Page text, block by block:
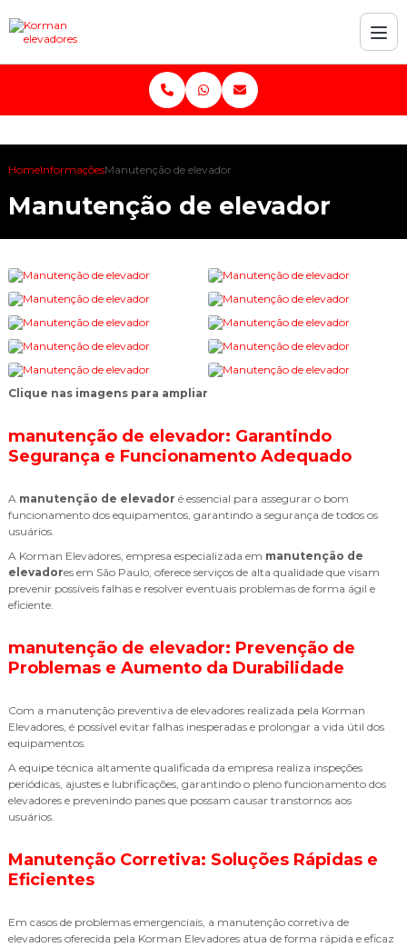
HomeInformaçõesManutenção de elevador
Manutenção de elevador
Clique nas imagens para ampliar
manutenção de elevador: Garantindo
Segurança e Funcionamento Adequado
A manutenção de elevador é essencial para assegurar o bom
funcionamento dos equipamentos, garantindo a segurança de todos os
usuários.
A Korman Elevadores, empresa especializada em manutenção de
elevadores em São Paulo, oferece serviços de alta qualidade que visam
prevenir possíveis falhas e resolver eventuais problemas de forma ágil e
eficiente.
manutenção de elevador: Prevenção de
Problemas e Aumento da Durabilidade
Com a manutenção preventiva de elevadores realizada pela Korman
Elevadores, é possível evitar falhas inesperadas e prolongar a vida útil dos
equipamentos.
A equipe técnica altamente qualificada da empresa realiza inspeções
periódicas, ajustes e lubrificações, garantindo o pleno funcionamento dos
elevadores e prevenindo panes que possam causar transtornos aos
usuários.
Manutenção Corretiva: Soluções Rápidas e
Eficientes
Em casos de problemas emergenciais, a manutenção corretiva de
elevadores oferecida pela Korman Elevadores atua de forma rápida e eficaz